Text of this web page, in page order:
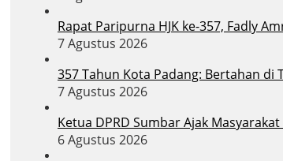
Rapat Paripurna HJK ke-357, Fadly
7 Agustus 2026
357 Tahun Kota Padang: Bertahan di
7 Agustus 2026
Ketua DPRD Sumbar Ajak
6 Agustus 2026